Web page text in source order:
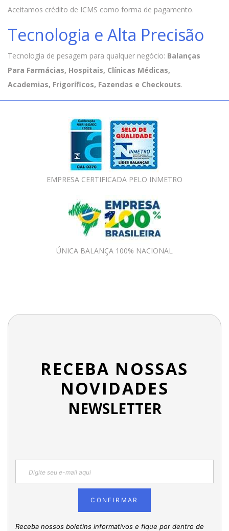
Aceitamos crédito de ICMS como forma de pagamento.
Tecnologia e Alta Precisão
Tecnologia de pesagem para qualquer negócio: Balanças
Para Farmácias, Hospitais, Clínicas Médicas,
Academias, Frigoríficos, Fazendas e Checkouts.
EMPRESA CERTIFICADA PELO INMETRO
ÚNICA BALANÇA 100% NACIONAL
RECEBA NOSSAS
NOVIDADES
NEWSLETTER
CONFIRMAR
Receba nossos boletins informativos e fique por dentro de